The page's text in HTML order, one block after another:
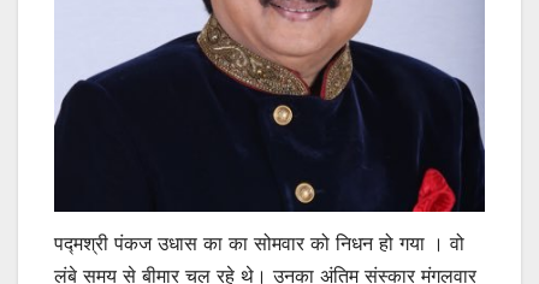
पद्मश्री पंकज उधास का का सोमवार को निधन हो गया । वो
लंबे समय से बीमार चल रहे थे। उनका अंतिम संस्कार मंगलवार